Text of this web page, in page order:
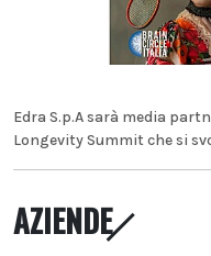
Edra S.p.A sarà media
Longevity Summit che si
AZIENDE